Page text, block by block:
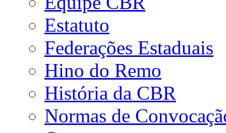
Estatuto
Federações Estaduais
Hino do Remo
História da CBR
Normas de